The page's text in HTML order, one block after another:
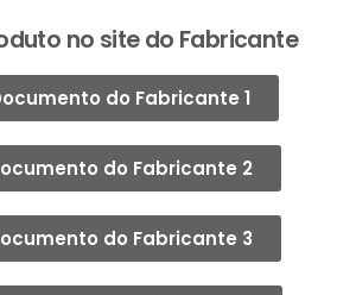
no site do Fabricante
do Fabricante 1
do Fabricante 2
do Fabricante 3